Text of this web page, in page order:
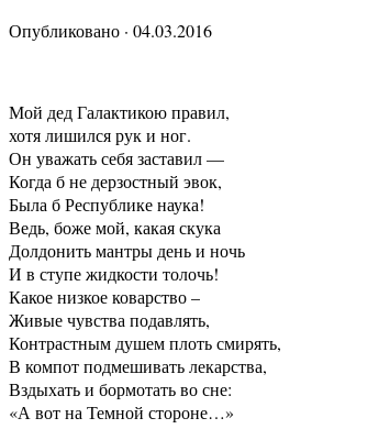
Опубликовано · 04.03.2016
Мой дед Галактикою правил,
хотя лишился рук и ног.
Он уважать себя заставил —
Когда б не дерзостный эвок,
Была б Республике наука!
Ведь, боже мой, какая скука
Долдонить мантры день и ночь
И в ступе жидкости толочь!
Какое низкое коварство –
Живые чувства подавлять,
Контрастным душем плоть смирять,
В компот подмешивать лекарства,
Вздыхать и бормотать во сне:
«А вот на Темной стороне…»